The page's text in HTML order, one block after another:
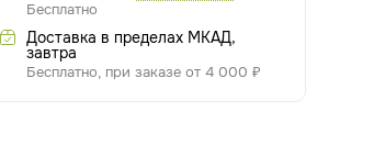
Бесплатно
Доставка в пределах МКАД,
завтра
Бесплатно, при заказе от 4 000 ₽